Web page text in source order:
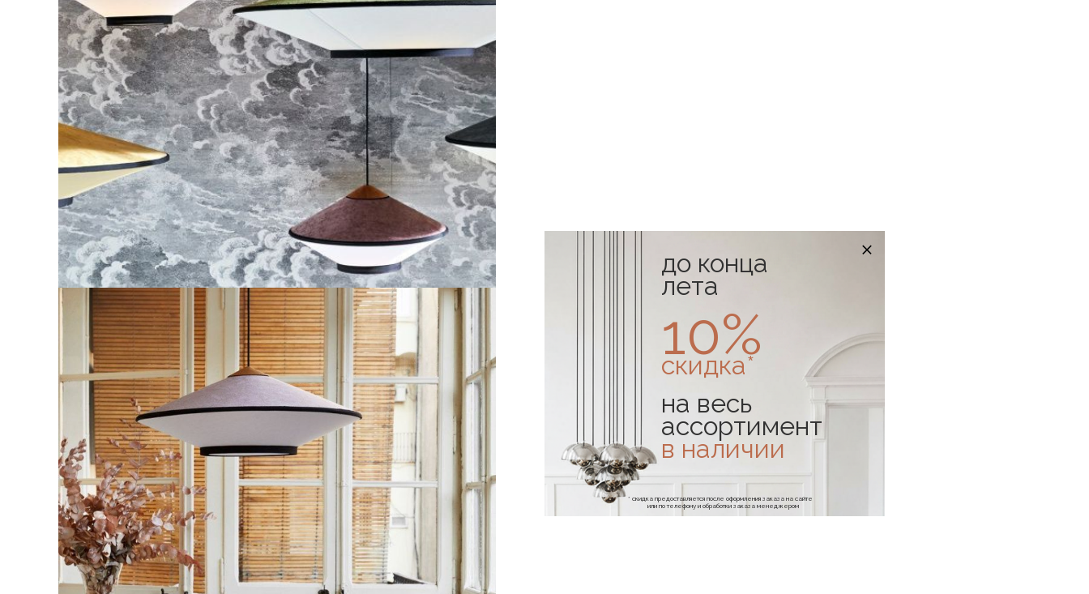
до конца
лета
10%
скидка*
на весь
ассортимент
в наличии
* скидка предоставляется после оформления заказа на сайте
или по телефону и обработки заказа менеджером